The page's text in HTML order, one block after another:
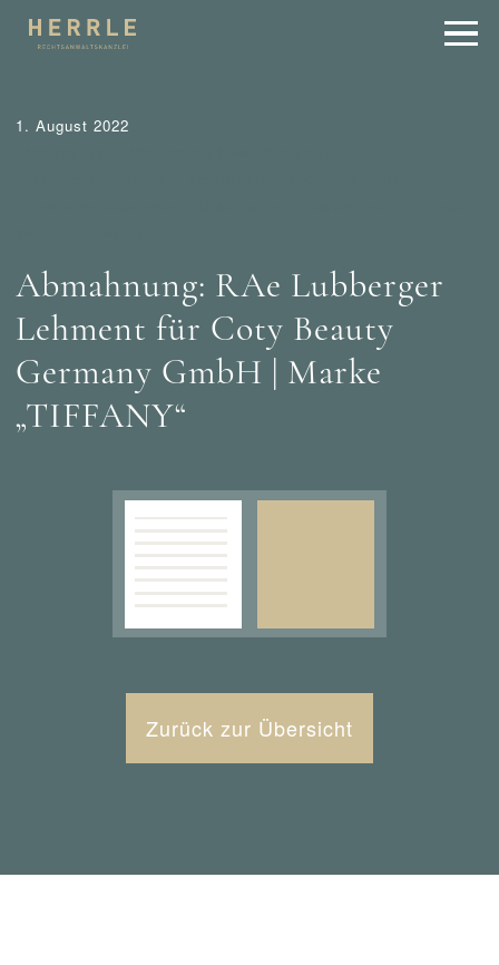
1. August 2022
Abmahnung: RAe Lubberger
Lehment für Coty Beauty
Germany GmbH | Marke
„TIFFANY“
Zurück zur Übersicht